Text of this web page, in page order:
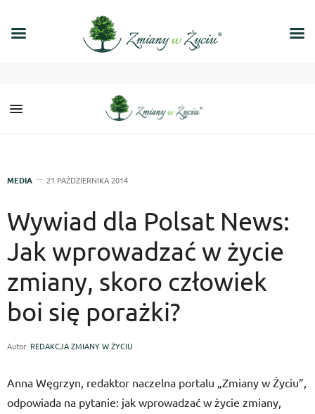
MEDIA 21 PAŹDZIERNIKA 2014
Wywiad dla Polsat News:
Jak wprowadzać w życie
zmiany, skoro człowiek
boi się porażki?
Autor: REDAKCJA ZMIANY W ŻYCIU
Anna Węgrzyn, redaktor naczelna portalu „Zmiany w Życiu”,
odpowiada na pytanie: jak wprowadzać w życie zmiany,